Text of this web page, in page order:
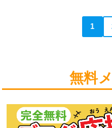
1
無料